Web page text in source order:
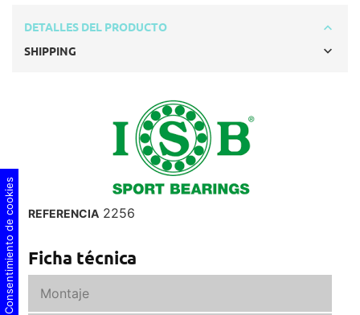
DETALLES DEL PRODUCTO
SHIPPING
REFERENCIA 2256
Ficha técnica
Montaje
Consentimiento de cookies